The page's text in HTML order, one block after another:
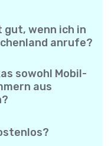
– Sie zahlen
Keine
verpflichtenden
wenn ich in
anrufe?
als würden
Nachbarschaft
anderen Ende
sowohl Mobil-
aus
in die